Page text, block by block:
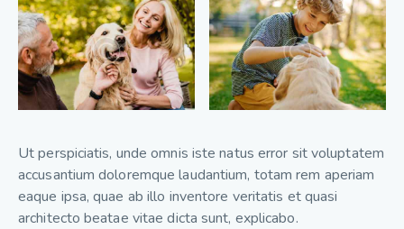
Ut perspiciatis, unde omnis iste natus error sit voluptatem
accusantium doloremque laudantium, totam rem aperiam
eaque ipsa, quae ab illo inventore veritatis et quasi
architecto beatae vitae dicta sunt, explicabo.